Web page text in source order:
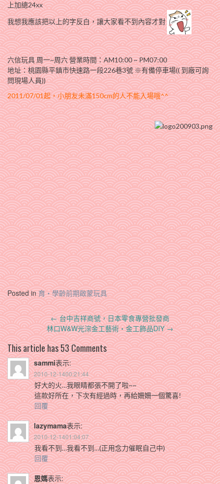
上加總24xx
我想我應該把以上的字反白，讓大家看不到內容才對
六信玩具 周一~周六 營業時間：AM10:00 ~ PM07:00
地址：桃園縣平鎮市快速路一段226巷3號 ※有備停車場(( 到廠可詢
問現場人員))
2011/07/01起，小朋友未滿150cm的人不能入場哦^^
Posted in育‧學齡前期啟蒙玩具
Post
navigation
←台中吉祥商號，日本零食專營批發商
林口W&W光淙金工藝術‧金工飾品DIY→
This article has 53 Comments
sammi表示:
2010-12-1400:21:44
好大的火…我眼睛都張不開了啦~~
這款好所在，下次有經過時，再給姍姍一個驚喜!
回覆
lazymama表示:
2010-12-1401:04:07
我看不到…我看不到…(正用念力催眠自己中)
回覆
恩媽表示: